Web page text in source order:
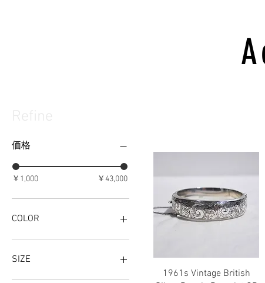
価格
￥1,000 ￥43,000
COLOR
SIZE
クイックビュー
1961s Vintage British